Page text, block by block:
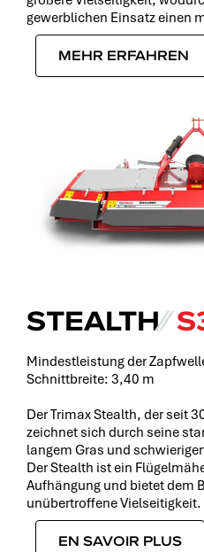
gewerblichen Einsatz einen
MEHR ERFAHREN
STEALTH⁄⁄
Mindestleistung der
Schnittbreite: 3,40 m
Der Trimax Stealth, der seit
zeichnet sich durch seine
langem Gras und
Der Stealth ist ein
Aufhängung und bietet dem
unübertroffene Vielseitigkeit.
EN SAVOIR PLUS